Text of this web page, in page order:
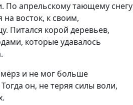
По апрельскому тающему снегу
на восток, к своим,
Питался корой деревьев,
которые удавалось
и не мог больше
он, не теряя силы воли,